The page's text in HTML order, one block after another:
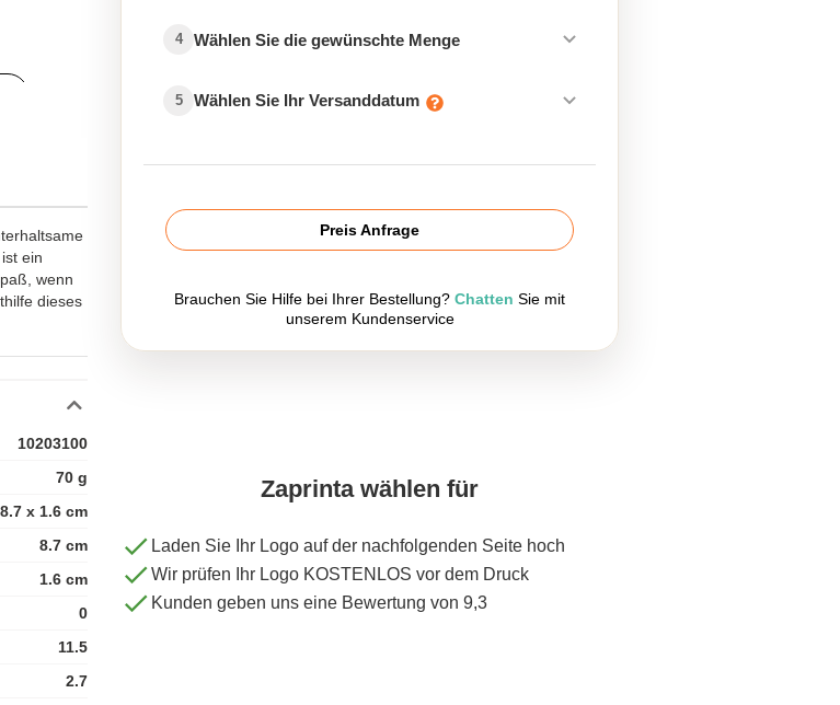
ein
wenn
dieses
10203100
70 g
8.7 x 1.6 cm
8.7 cm
1.6 cm
0
11.5
2.7
4 Wählen Sie die gewünschte Menge
5 Wählen Sie Ihr Versanddatum
Preis Anfrage
Brauchen Sie Hilfe bei Ihrer Bestellung? Chatten Sie mit
unserem Kundenservice
Zaprinta wählen für
Laden Sie Ihr Logo auf der nachfolgenden Seite hoch
Wir prüfen Ihr Logo KOSTENLOS vor dem Druck
Kunden geben uns eine Bewertung von 9,3